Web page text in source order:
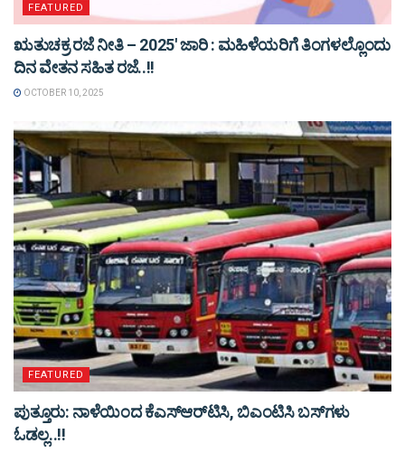
FEATURED
ಋತುಚಕ್ರ ರಜೆ ನೀತಿ – 2025′ ಜಾರಿ : ಮಹಿಳೆಯರಿಗೆ ತಿಂಗಳಲ್ಲೊಂದು
ದಿನ ವೇತನ ಸಹಿತ ರಜೆ..!!
OCTOBER 10, 2025
FEATURED
ಪುತ್ತೂರು: ನಾಳೆಯಿಂದ ಕೆಎಸ್​ಆರ್​ಟಿಸಿ, ಬಿಎಂಟಿಸಿ ಬಸ್​ಗಳು​
ಓಡಲ್ಲ..!!